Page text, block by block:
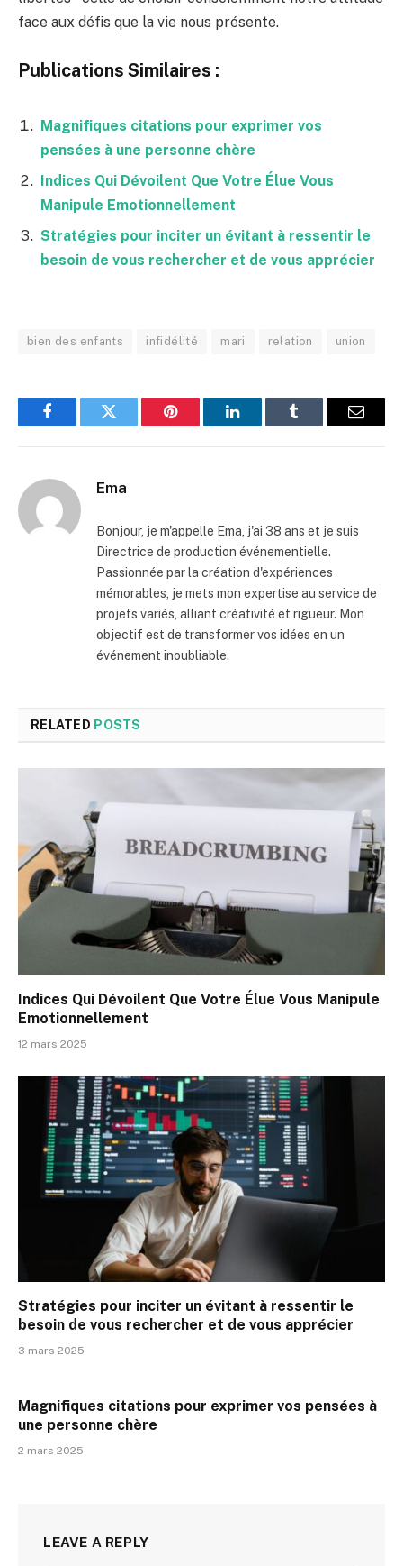
face aux défis que la vie nous présente.
Publications Similaires :
Magnifiques citations pour exprimer vos
pensées à une personne chère
Indices Qui Dévoilent Que Votre Élue Vous
Manipule Emotionnellement
Stratégies pour inciter un évitant à ressentir le
besoin de vous rechercher et de vous apprécier
bien des enfants infidélité mari relation union
FacebookTwitter Pinterest LinkedInTumblr Email
Ema
Bonjour, je m'appelle Ema, j'ai 38 ans et je suis
Directrice de production événementielle.
Passionnée par la création d'expériences
mémorables, je mets mon expertise au service de
projets variés, alliant créativité et rigueur. Mon
objectif est de transformer vos idées en un
événement inoubliable.
RELATED POSTS
Indices Qui Dévoilent Que Votre Élue Vous Manipule
Emotionnellement
12 mars 2025
Stratégies pour inciter un évitant à ressentir le
besoin de vous rechercher et de vous apprécier
3 mars 2025
Magnifiques citations pour exprimer vos pensées à
une personne chère
2 mars 2025
LEAVE A REPLY